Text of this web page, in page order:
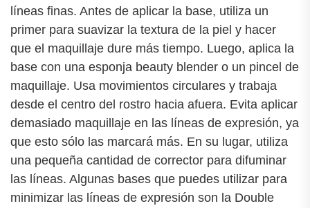
líneas finas. Antes de aplicar la base, utiliza un
primer para suavizar la textura de la piel y hacer
que el maquillaje dure más tiempo. Luego, aplica la
base con una esponja beauty blender o un pincel de
maquillaje. Usa movimientos circulares y trabaja
desde el centro del rostro hacia afuera. Evita aplicar
demasiado maquillaje en las líneas de expresión, ya
que esto sólo las marcará más. En su lugar, utiliza
una pequeña cantidad de corrector para difuminar
las líneas. Algunas bases que puedes utilizar para
minimizar las líneas de expresión son la Double